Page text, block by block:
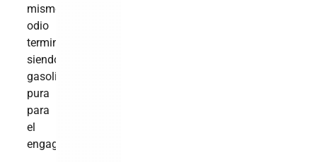
mismo
odio
termina
siendo
gasolina
pura
para
el
engagement.